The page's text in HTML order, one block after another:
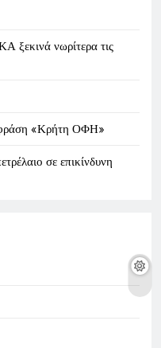
ξεκινά νωρίτερα τις
«Κρήτη ΟΦΗ»
σε επικίνδυνη